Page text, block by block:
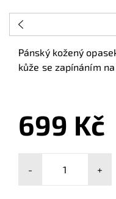
Pánský kožený
kůže se zapínáním na
699 Kč
- +